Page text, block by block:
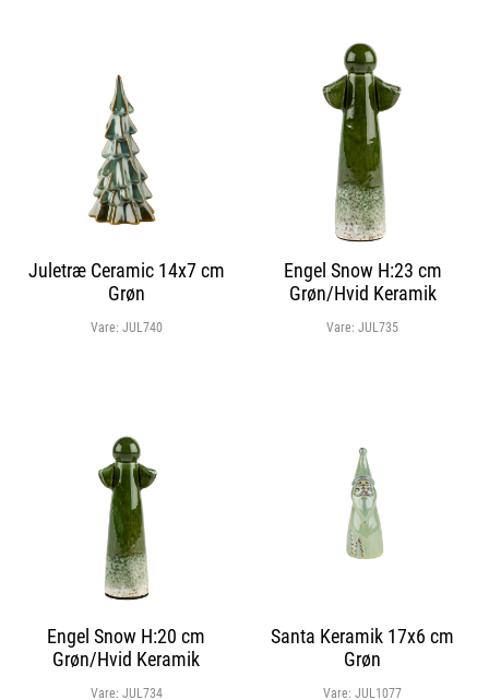
Juletræ Ceramic 14x7 cm
Grøn
Vare: JUL740
Engel Snow H:23 cm
Grøn/Hvid Keramik
Vare:JUL735
Engel Snow H:20 cm
Grøn/Hvid Keramik
Vare: JUL734
Santa Keramik 17x6 cm
Grøn
Vare:JUL1077